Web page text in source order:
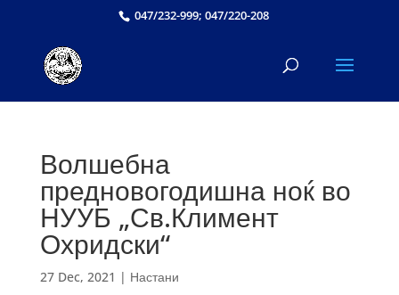
047/232-999; 047/220-208
Волшебна
предновогодишна ноќ во
НУУБ „Св.Климент
Охридски“
27 Dec, 2021 | Настани